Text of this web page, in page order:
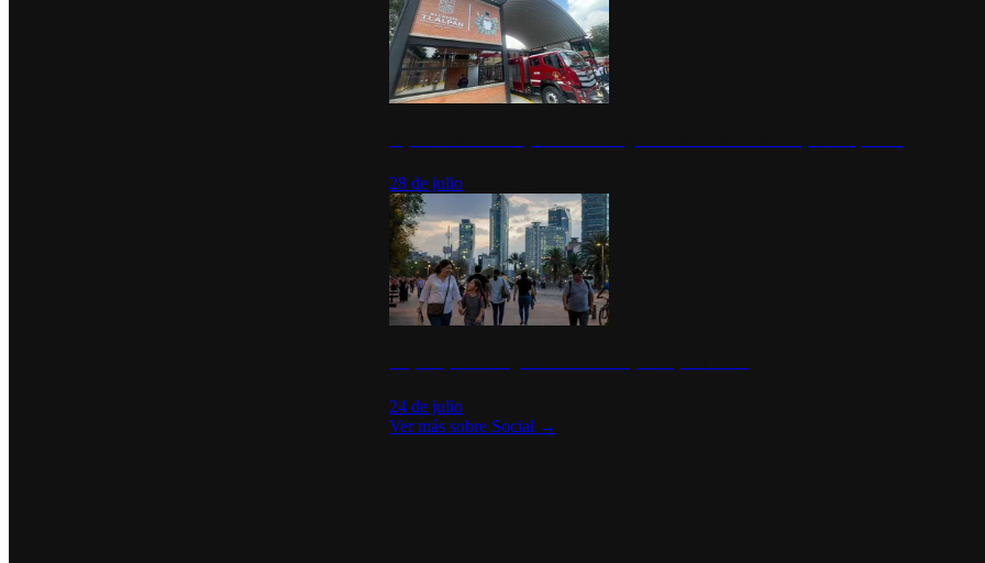
28 de julio
24 de julio
Ver más sobre Social →